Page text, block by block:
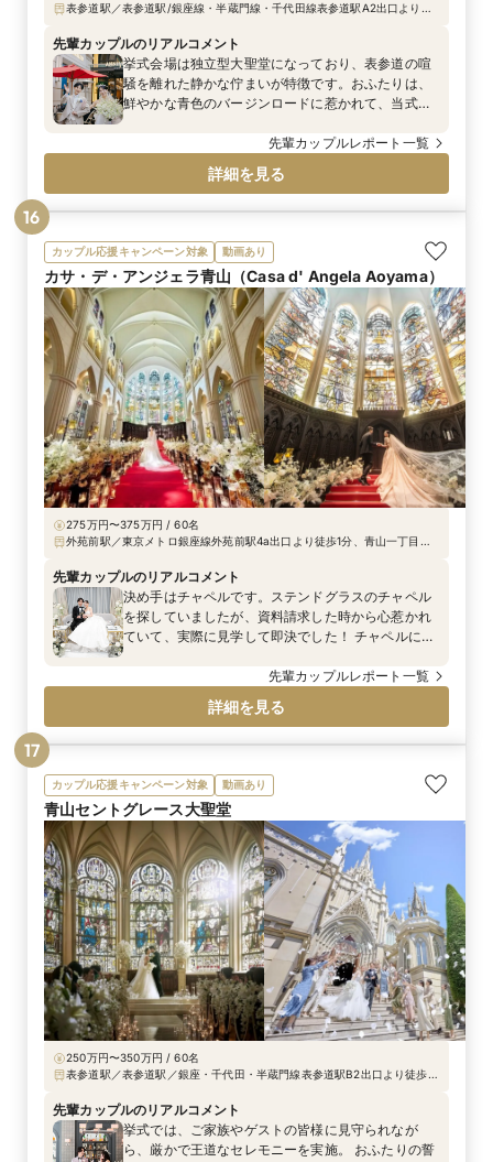
表参道駅／表参道駅/銀座線・半蔵門線・千代田線表参道駅A2出口より徒
先輩カップルのリアルコメント
挙式会場は独立型大聖堂になっており、表参道の喧
騒を離れた静かな佇まいが特徴です。おふたりは、
鮮やかな青色のバージンロードに惹かれて、当式場
たウェディングドレスは、当式場オリジナルのドレ
スです。サテン素材のスタイリッシュなデザイン
で、生地と形が気に入ったそう。韓国風のツヤメイ
先輩カップルレポート一覧
詳細を見る
カップル応援キャンペーン対象 動画あり
カサ・デ・アンジェラ青山（Casa d' Angela Aoyama）
275万円〜375万円 / 60名
外苑前駅／東京メトロ銀座線外苑前駅4a出口より徒歩1分、青山一丁目駅
先輩カップルのリアルコメント
決め手はチャペルです。ステンドグラスのチャペル
を探していましたが、資料請求した時から心惹かれ
ていて、実際に見学して即決でした！ チャペルに
の感動は今でも忘れられません。 4月に契約して9月
の挙式だったので、気持ち的には焦りましたが、プ
ランナーさんが具体的な打ち合わせ時期の提示をし
きました。 また打ち合わせ回数が決まっていないと
ころも、自分たちが納得いくまで相談できるので、
安心できる点だと思います。 わがままをたくさん
言って、打ち合わせも衣装合わせも何度もしていた
だきました。スタッフどの方も優しくて温かくて大
好きです！
先輩カップルレポート一覧
詳細を見る
16
カップル応援キャンペーン対象 動画あり
青山セントグレース大聖堂
250万円〜350万円 / 60名
表参道駅／表参道駅／銀座・千代田・半蔵門線表参道駅B2出口より徒歩3
先輩カップルのリアルコメント
挙式では、ご家族やゲストの皆様に見守られなが
ら、厳かで王道なセレモニーを実施。 おふたりの誓
17